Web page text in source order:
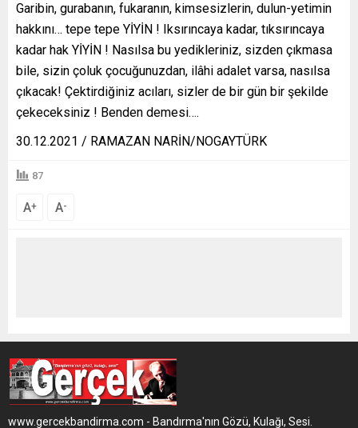
Garibin, gurabanın, fukaranın, kimsesizlerin, dulun-yetimin
hakkını… tepe tepe YİYİN ! Iksırıncaya kadar, tıksırıncaya
kadar hak YİYİN ! Nasılsa bu yedikleriniz, sizden çıkmasa
bile, sizin çoluk çocuğunuzdan, ilâhi adalet varsa, nasılsa
çıkacak! Çektirdiğiniz acıları, sizler de bir gün bir şekilde
çekeceksiniz ! Benden demesi….
30.12.2021 / RAMAZAN NARİN/NOGAYTÜRK
87
A+ A-
www.gercekbandirma.com - Bandırma'nın Gözü, Kulağı, Sesi.